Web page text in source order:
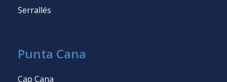
Serrallés
Punta Cana
Cap Cana